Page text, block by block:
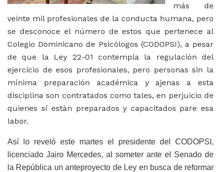
más de
veinte mil profesionales de la conducta humana, pero
se desconoce el número de estos que pertenece al
Colegio Dominicano de Psicólogos (CODOPSI), a pesar
de que la Ley 22-01 contempla la regulación del
ejercicio de esos profesionales, pero personas sin la
mínima preparación académica y ajenas a esta
disciplina son contratados como tales, en perjuicio de
quienes sí están preparados y capacitados pare esa
labor.
Así lo reveló este martes el presidente del CODOPSI,
licenciado Jairo Mercedes, al someter ante el Senado de
la República un anteproyecto de Ley en busca de reformar